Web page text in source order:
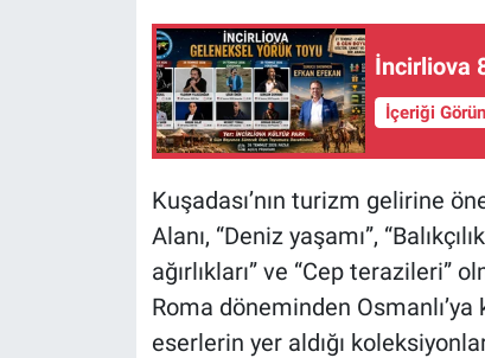
İncirliova
İçeriği
Kuşadası’nın turizm gelirine
Alanı, “Deniz yaşamı”,
ağırlıkları” ve “Cep
Roma döneminden
eserlerin yer aldığı